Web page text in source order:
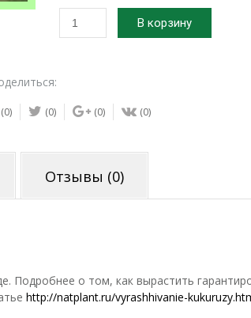
Количество
Божественная
1822
В корзину
(0) (0) (0) (0)
Отзывы (0)
Подробнее о том, как вырастить
http://natplant.ru/vyrashhivanie-